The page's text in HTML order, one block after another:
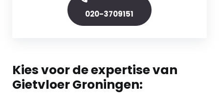
020-3709151
Kies voor de expertise van
Gietvloer Groningen: